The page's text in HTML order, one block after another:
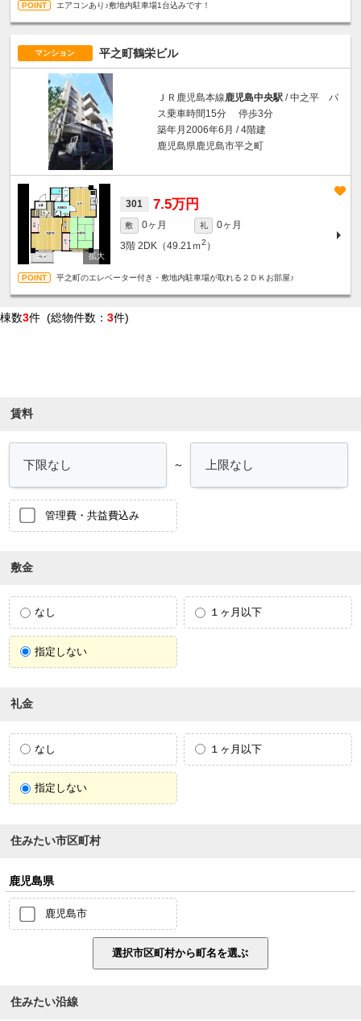
エアコンあり♪敷地内駐車場1台込みです！
マンション 平之町鶴栄ビル
ＪＲ鹿児島本線鹿児島中央駅 / 中之平 バ
ス乗車時間15分 停歩3分
築年月2006年6月 / 4階建
鹿児島県鹿児島市平之町
301 7.5万円
敷 0ヶ月 礼
0ヶ月
3階 2DK（49.21ｍ2 ）
平之町のエレベーター付き・敷地内駐車場が取れる２ＤＫお部屋♪
棟数3件 (総物件数： 3件)
賃料
～
管理費・共益費込み
敷金
なし １ヶ月以下
指定しない
礼金
なし １ヶ月以下
指定しない
住みたい市区町村
鹿児島県
鹿児島市
住みたい沿線